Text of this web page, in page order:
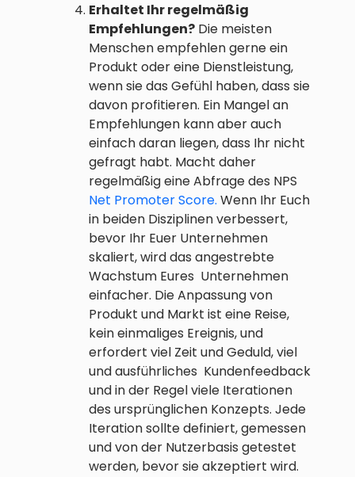
Erhaltet Ihr regelmäßig
Empfehlungen? Die meisten
Menschen empfehlen gerne ein
Produkt oder eine Dienstleistung,
wenn sie das Gefühl haben, dass sie
davon profitieren. Ein Mangel an
Empfehlungen kann aber auch
einfach daran liegen, dass Ihr nicht
gefragt habt. Macht daher
regelmäßig eine Abfrage des NPS
Net Promoter Score. Wenn Ihr Euch
in beiden Disziplinen verbessert,
bevor Ihr Euer Unternehmen
skaliert, wird das angestrebte
Wachstum Eures Unternehmen
einfacher. Die Anpassung von
Produkt und Markt ist eine Reise,
kein einmaliges Ereignis, und
erfordert viel Zeit und Geduld, viel
und ausführliches Kundenfeedback
und in der Regel viele Iterationen
des ursprünglichen Konzepts. Jede
Iteration sollte definiert, gemessen
und von der Nutzerbasis getestet
werden, bevor sie akzeptiert wird.